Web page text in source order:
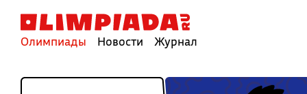
Олимпиады Новости Журнал